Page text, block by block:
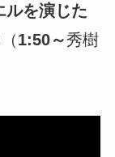
ルを演じた
1:50～秀樹